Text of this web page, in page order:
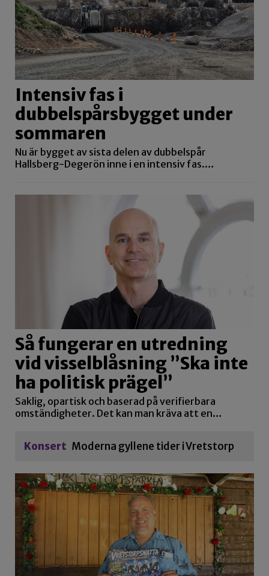
Intensiv fas i
dubbelspårsbygget under
sommaren
Nu är bygget av sista delen av dubbelspår
Hallsberg-Degerön inne i en intensiv fas.…
Så fungerar en utredning
vid visselblåsning ”Ska inte
ha politisk prägel”
Saklig, opartisk och baserad på verifierbara
omständigheter. Det kan man kräva att en…
Konsert Moderna gyllene tider i Vretstorp